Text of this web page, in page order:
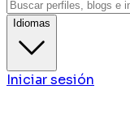
Idiomas
Iniciar sesión